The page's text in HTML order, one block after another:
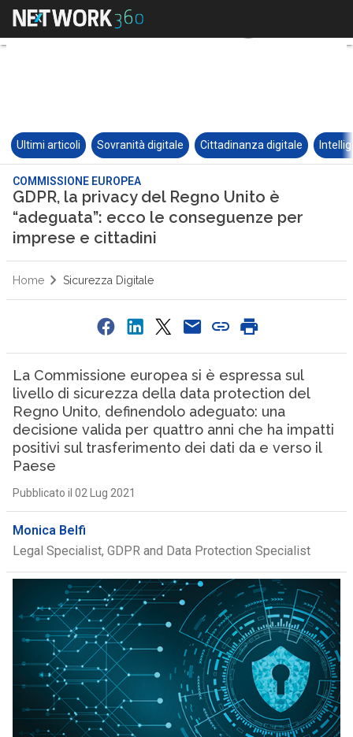
Ultimi articoli Sovranità digitale Cittadinanza digitale
COMMISSIONE EUROPEA
GDPR, la privacy del Regno Unito è
“adeguata”: ecco le conseguenze per
imprese e cittadini
Home Sicurezza Digitale
La Commissione europea si è espressa sul
livello di sicurezza della data protection del
Regno Unito, definendolo adeguato: una
decisione valida per quattro anni che ha impatti
positivi sul trasferimento dei dati da e verso il
Paese
Pubblicato il 02 Lug 2021
Monica Belfi
Legal Specialist, GDPR and Data Protection Specialist